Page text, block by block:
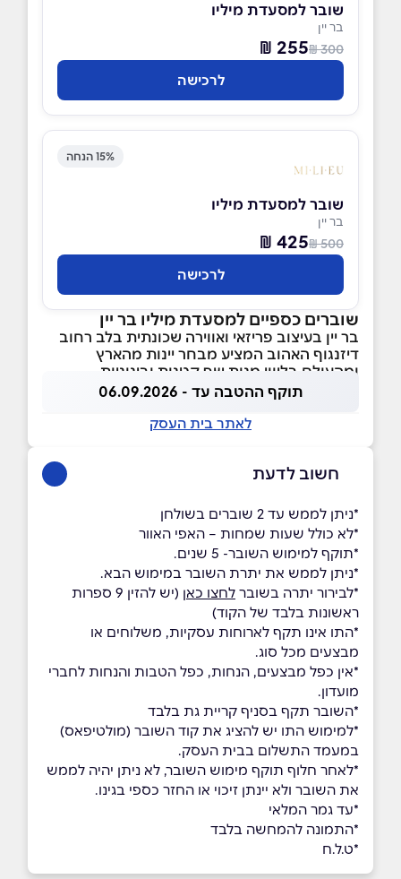
שובר למסעדת מיליו
בר יין
300 ₪
255 ₪
לרכישה
15% הנחה
שובר למסעדת מיליו
בר יין
500 ₪
425 ₪
לרכישה
שוברים כספיים למסעדת מיליו בר יין
בר יין בעיצוב פריזאי ואווירה שכונתית בלב רחוב
דיזנגוף האהוב המציע מבחר יינות מהארץ
ומהעולם בליווי מנות שף קטנות ובינוניות.
תוקף ההטבה עד - 06.09.2026
לאתר בית העסק
חשוב לדעת
*ניתן לממש עד 2 שוברים בשולחן
*לא כולל שעות שמחות – האפי האוור
*תוקף למימוש השובר- 5 שנים.
*ניתן לממש את יתרת השובר במימוש הבא.
*לבירור יתרה בשובר לחצו כאן
(יש להזין 9 ספרות
ראשונות בלבד של הקוד)
*התו אינו תקף לארוחות עסקיות, משלוחים או
מבצעים מכל סוג.
*אין כפל מבצעים, הנחות, כפל הטבות והנחות לחברי
מועדון.
*השובר תקף בסניף קריית גת בלבד
*למימוש התו יש להציג את קוד השובר (מולטיפאס)
במעמד התשלום בבית העסק.
*לאחר חלוף תוקף מימוש השובר, לא ניתן יהיה לממש
את השובר ולא יינתן זיכוי או החזר כספי בגינו.
*עד גמר המלאי
*התמונה להמחשה בלבד
*ט.ל.ח